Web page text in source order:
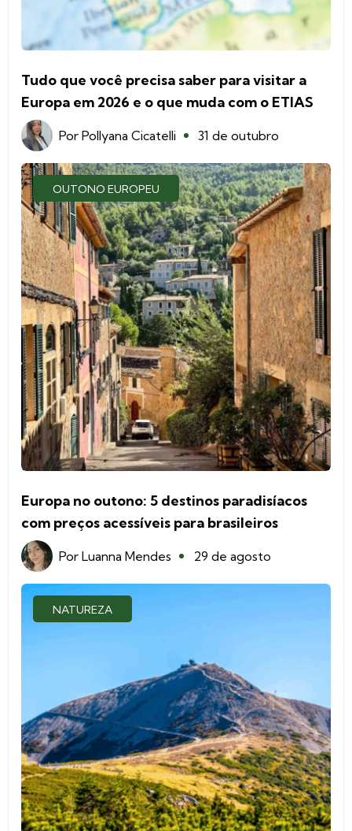
Tudo que você precisa saber para visitar a
Europa em 2026 e o que muda com o ETIAS
Por Pollyana Cicatelli 31 de outubro
OUTONO EUROPEU
Europa no outono: 5 destinos paradisíacos
com preços acessíveis para brasileiros
Por Luanna Mendes 29 de agosto
NATUREZA